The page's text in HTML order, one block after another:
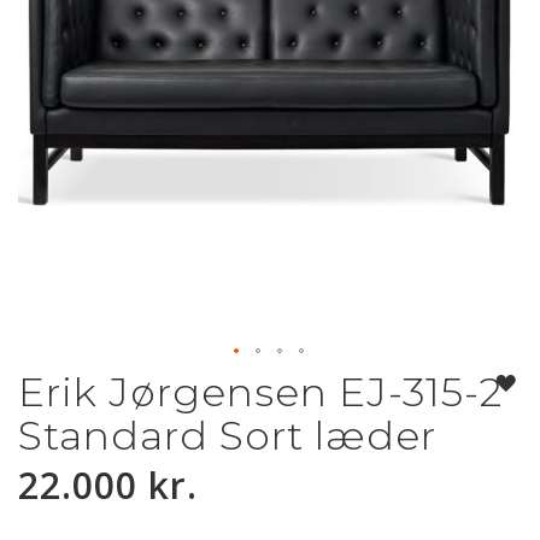
Gå
til
starten
af
billedgalleriet
Erik Jørgensen EJ-315-2
Standard Sort læder
22.000 kr.